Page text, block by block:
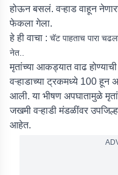
होऊन बसलं. वऱ्हाड वाहून
फेकला गेला.
हे ही वाचा : चॅट पाहताच पारा
नेत..
मृतांच्या आकड्यात वाढ
वऱ्हाडाच्या ट्रकमध्ये 100 हून
आली. या भीषण अपघातामुळे
जखमी वऱ्हाडी मंडळींवर
आहेत.